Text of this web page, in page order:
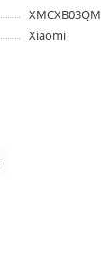
XMCXB03QM
Xiaomi